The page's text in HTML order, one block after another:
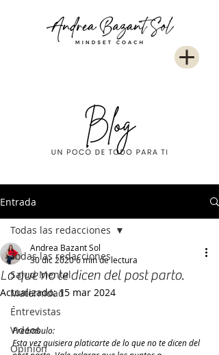
Entrada
Todas las redacciones
Salud Mental
Maternidad
Entrevistas
Videos
Opinión
Todas las redacciones
Lo que no te dicen del post parto.
Andrea Bazant Sol
30 dic 20206 min de lectura
Actualizado:15 mar 2024
-
Preámbulo:
Esta vez quisiera platicarte de lo que no te dicen del